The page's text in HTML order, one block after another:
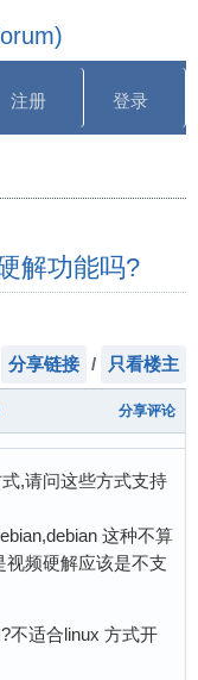
注册 登录
解功能吗?
分享链接 / 只看楼主
分享评论
,请问这些方式支持
这种不算
视频硬解应该是不支
不适合linux 方式开